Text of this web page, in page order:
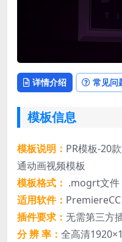
详情介绍 常见问
模板信息
模板说明： PR模板-20
通动画视频模板
模板格式： .mogrt文件
适用软件：
插件要求： 无需第三方
分 辨 率： 全高清